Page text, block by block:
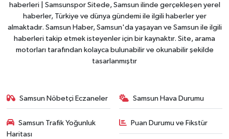
haberleri | Samsunspor Sitede, Samsun ilinde gerçekleşen yerel
haberler, Türkiye ve dünya gündemi ile ilgili haberler yer
almaktadır. Samsun Haber, Samsun'da yaşayan ve Samsun ile ilgili
haberleri takip etmek isteyenler için bir kaynaktır. Site, arama
motorları tarafından kolayca bulunabilir ve okunabilir şekilde
tasarlanmıştır
Samsun Nöbetçi Eczaneler Samsun Hava Durumu
Samsun Trafik Yoğunluk
Haritası
Puan Durumu ve Fikstür